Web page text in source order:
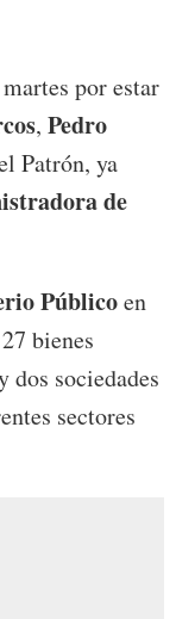
por estar
, Pedro
Patrón, ya
de
Públicoen
bienes
dos sociedades
sectores